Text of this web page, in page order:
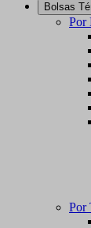
Bolsas
Por
Por